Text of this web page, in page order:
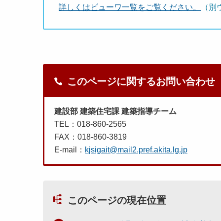
詳しくはビューワ一覧をご覧ください。
（
このページに関するお問い合わせ
建設部 建築住宅課 建築指導チーム
TEL：018-860-2565
FAX：018-860-3819
E-mail： kjsigait@mail2.pref.akita.lg.jp
このページの現在位置